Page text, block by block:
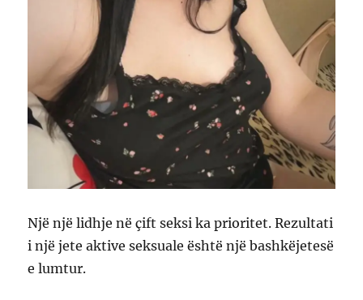
Një një lidhje në çift seksi ka prioritet. Rezultati
i një jete aktive seksuale është një bashkëjetesë
e lumtur.